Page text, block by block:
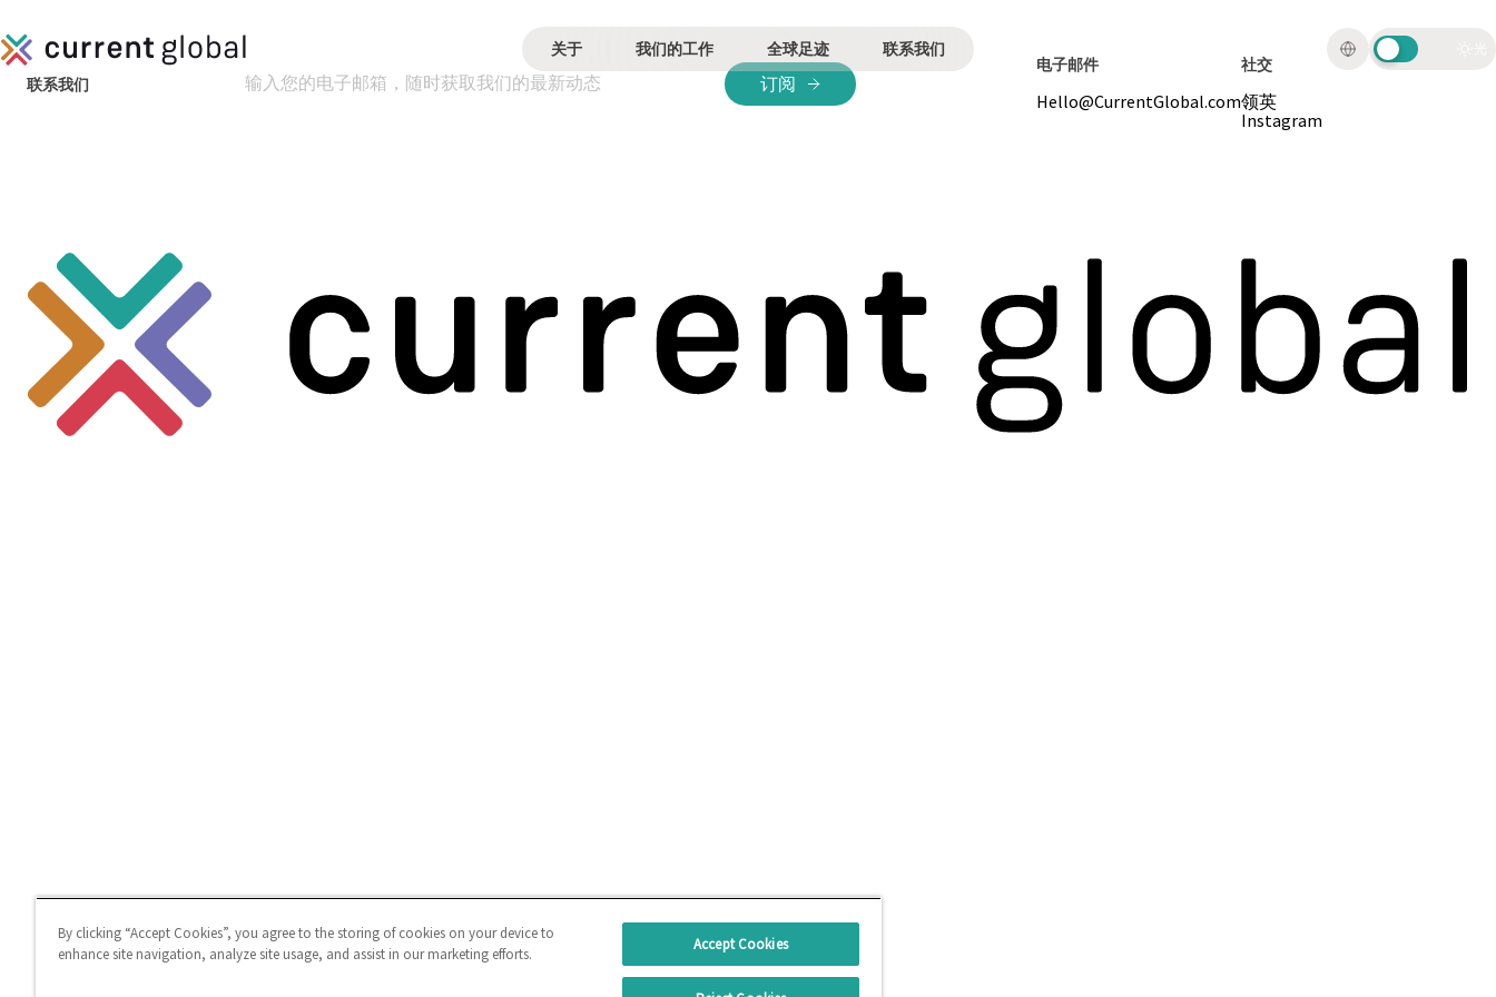
内
容
关于 我们的工作 全球足迹 联系我们
联系我们 输入您的电子邮箱，随时获取我们的最新动态 订阅
电子邮件
Hello@CurrentGlobal.com
社交
领英
Instagram
By clicking “Accept Cookies”, you agree to the storing of cookies on your device to
enhance site navigation, analyze site usage, and assist in our marketing efforts.
Accept Cookies